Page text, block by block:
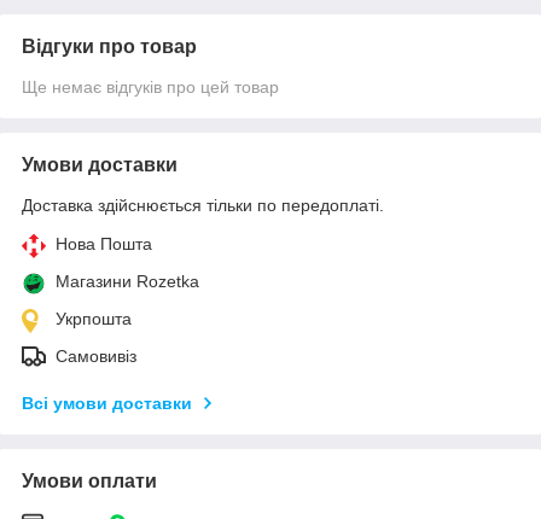
Відгуки про товар
Ще немає відгуків про цей товар
Умови доставки
Доставка здійснюється тільки по передоплаті.
Нова Пошта
Магазини Rozetka
Укрпошта
Самовивіз
Всі умови доставки
Умови оплати